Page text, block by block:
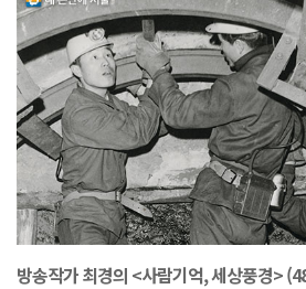
방송작가 최경의 <사람기억, 세상풍경>